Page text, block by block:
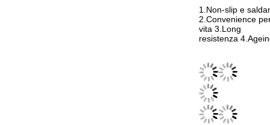
1.Non-slip e
2.Convenience
vita 3.Long
resistenza